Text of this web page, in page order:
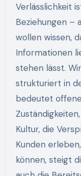
Verlässlichkeit ist der Kitt erfolgreicher
Beziehungen –
wollen wissen,
Informationen
stehen lässt.
strukturiert in
bedeutet
Kultur, die
Kunden
können, steigt